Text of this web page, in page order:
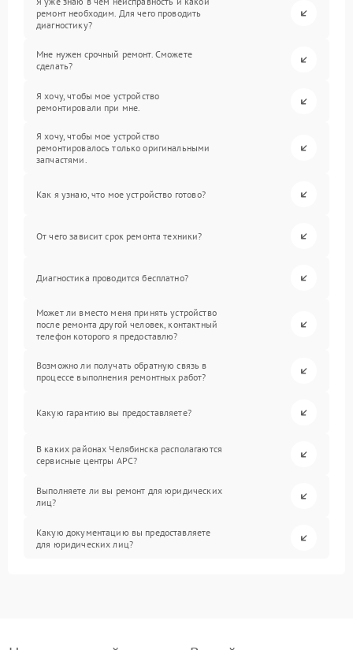
ремонт необходим. Для чего проводить
диагностику?
Мне нужен срочный ремонт. Сможете
сделать?
Я хочу, чтобы мое устройство
ремонтировали при мне.
Я хочу, чтобы мое устройство
ремонтировалось только оригинальными
запчастями.
Как я узнаю, что мое устройство готово?
От чего зависит срок ремонта техники?
Диагностика проводится бесплатно?
Может ли вместо меня принять устройство
после ремонта другой человек, контактный
телефон которого я предоставлю?
Возможно ли получать обратную связь в
процессе выполнения ремонтных работ?
Какую гарантию вы предоставляете?
В каких районах Челябинска располагаются
сервисные центры APC?
Выполняете ли вы ремонт для юридических
лиц?
Какую документацию вы предоставляете
для юридических лиц?